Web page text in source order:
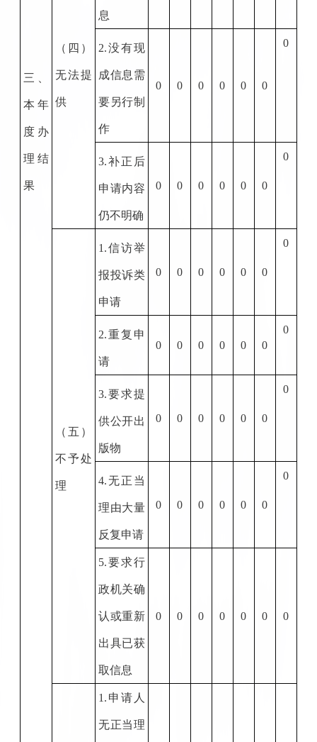
三、
本年
度办
理结
果
（四）
无法提
供
息
2.没有现
成信息需
要另行制
作
0 0 0 0 0 0
0
3.补正后
申请内容
仍不明确
0 0 0 0 0 0
0
（五）
不予处
理
1.信访举
报投诉类
申请
0 0 0 0 0 0
0
2.重复申
请
0 0 0 0 0 0
0
3.要求提
供公开出
版物
0 0 0 0 0 0
0
4.无正当
理由大量
反复申请
0 0 0 0 0 0
0
5.要求行
政机关确
认或重新
出具已获
取信息
0 0 0 0 0 0 0
1. 申请人
无正当理